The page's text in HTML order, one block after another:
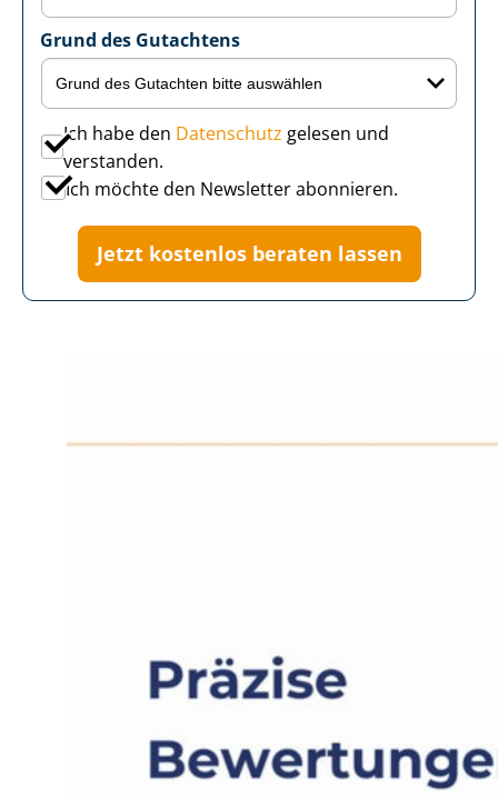
Grund des Gutachtens
Ich habe den Datenschutz gelesen und
verstanden.
Ich möchte den Newsletter abonnieren.
Jetzt kostenlos beraten lassen